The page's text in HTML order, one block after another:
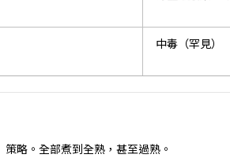
中毒（罕見）
略。全部煮到全熟，甚至過熟。